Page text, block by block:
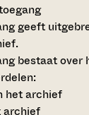
geeft
bestaat over
het archief
archief